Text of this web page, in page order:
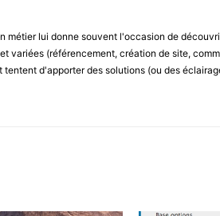
lui donne souvent l'occasion de
variées (référencement, création de site,
d'apporter des solutions (ou des